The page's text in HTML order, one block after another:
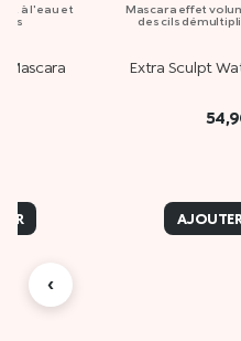
à l'eau et
Mascara
Mascara effet
des cils
Extra Sculpt
‹